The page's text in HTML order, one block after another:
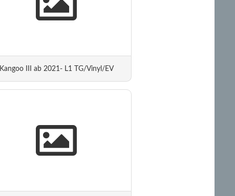
Kangoo III ab 2021- L1 TG/Vinyl/EV